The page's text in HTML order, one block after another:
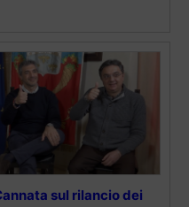
sul rilancio dei